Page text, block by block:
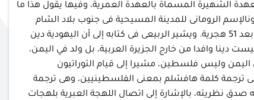
عندما دخل عمر بن الخطاب بلاد الشام كتب العهدة الشهيرة المسماة بالعهدة العمرية، وفيها يقول هذا ما
الرومانى للمدينة المسيحية فى جنوب بلاد الشام
إيليا، مشيرا إلى أنه من غير المنطقى أن تكون التوراة التى كتبت تقريبا نحو 500 سنة قبل الميلاد أن تكون ذكرت أنه سوف يظهر هذا الإسم بعد 51 هجرية. ويشير الربيعى فى كتابه إلى أن اليهودية دين
دينا وافدا من خارج الجزيرة العربية، بل ولد في اليمن،
اليمن وليس فلسطين، مشيرا إلى قيام التوراتيون
ترجمة كلمة هافشلم بمعنى الفلسطينيين، وهى ترجمة
نظريته، بالإشارة إلى اتصال اللهجة العبرية بلهجات